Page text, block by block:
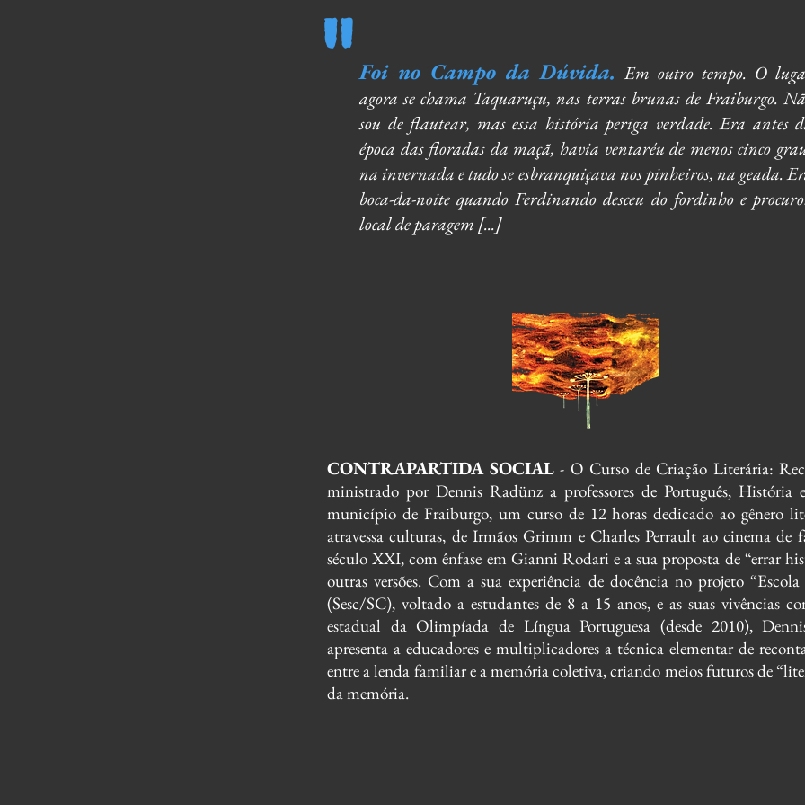
Foi no Campo da Dúvida. Em outro tempo. O
agora se chama Taquaruçu, nas terras brunas de Fraiburgo.
sou de flautear, mas essa história periga verdade. Era antes
época das floradas da maçã, havia ventaréu de menos cinco
na invernada e tudo se esbranquiçava nos pinheiros, na geada.
boca-da-noite quando Ferdinando desceu do fordinho e
local de paragem [...]
"
CONTRAPARTIDA SOCIAL- O Curso de Criação Literária:
ministrado por Dennis Radünz a professores de Português, História
município de Fraiburgo, um curso de 12 horas dedicado ao gênero
atravessa culturas, de Irmãos Grimm e Charles Perrault ao cinema de
século XXI, com ênfase em Gianni Rodari e a sua proposta de “errar
outras versões. Com a sua experiência de docência no projeto
(Sesc/SC), voltado a estudantes de 8 a 15 anos, e as suas vivências
estadual da Olimpíada de Língua Portuguesa (desde 2010),
apresenta a educadores e multiplicadores a técnica elementar de
entre a lenda familiar e a memória coletiva, criando meios futuros de
da memória.